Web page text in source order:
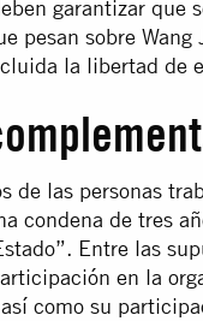
garantizar que
pesan sobre
la libertad de
de las personas
condena de tres
Entre las
en la
como su